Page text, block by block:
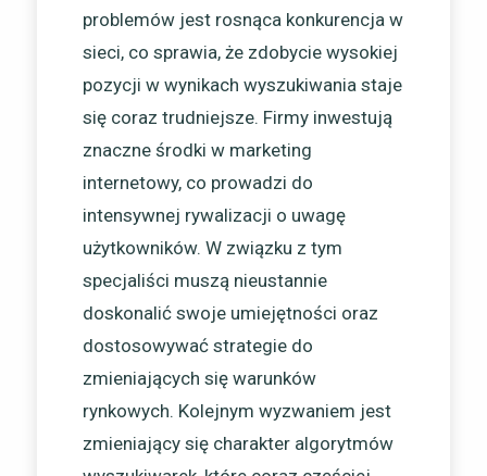
problemów jest rosnąca konkurencja w
sieci, co sprawia, że zdobycie wysokiej
pozycji w wynikach wyszukiwania staje
się coraz trudniejsze. Firmy inwestują
znaczne środki w marketing
internetowy, co prowadzi do
intensywnej rywalizacji o uwagę
użytkowników. W związku z tym
specjaliści muszą nieustannie
doskonalić swoje umiejętności oraz
dostosowywać strategie do
zmieniających się warunków
rynkowych. Kolejnym wyzwaniem jest
zmieniający się charakter algorytmów